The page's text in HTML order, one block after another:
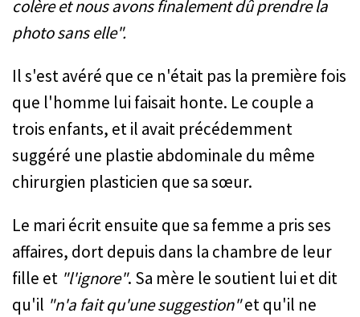
colère et nous avons finalement dû prendre la
photo sans elle".
Il s'est avéré que ce n'était pas la première fois
que l'homme lui faisait honte. Le couple a
trois enfants, et il avait précédemment
suggéré une plastie abdominale du même
chirurgien plasticien que sa sœur.
Le mari écrit ensuite que sa femme a pris ses
affaires, dort depuis dans la chambre de leur
fille et "l'ignore". Sa mère le soutient lui et dit
qu'il "n'a fait qu'une suggestion"et qu'il ne